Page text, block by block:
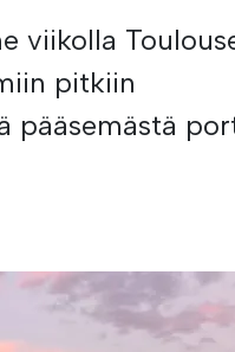
viikolla
pitkiin
pääsemästä